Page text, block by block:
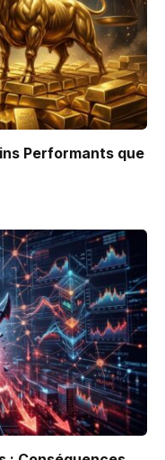
Performants que